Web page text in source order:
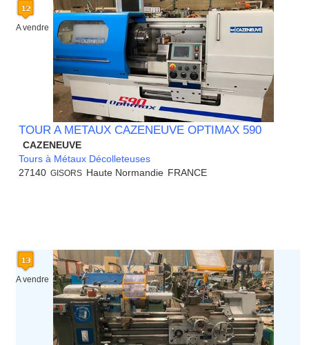
A vendre
TOUR A METAUX CAZENEUVE OPTIMAX 590
CAZENEUVE
Tours à Métaux Décolleteuses
27140 GISORS Haute Normandie FRANCE
A vendre